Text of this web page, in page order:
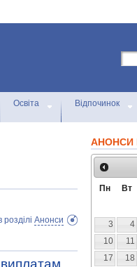
Освіта Відпочинок
Анонси
АНОНСИ
Пн Вт
3
4
10
11
17
18